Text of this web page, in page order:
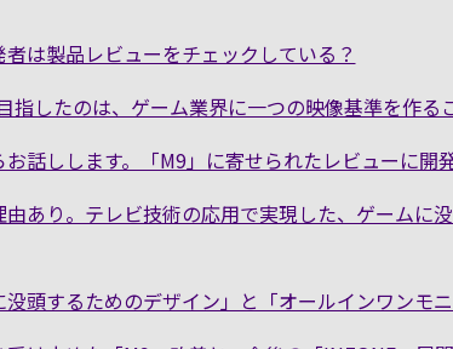
者は製品レビューをチェックしている？
指したのは、ゲーム業界に一つの映像基準を作る
お話しします。「M9」に寄せられたレビューに開
由あり。テレビ技術の応用で実現した、ゲームに
没頭するためのデザイン」と「オールインワンモ